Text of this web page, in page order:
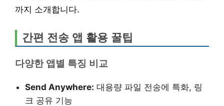
까지 소개합니다.
간편 전송 앱 활용 꿀팁
다양한 앱별 특징 비교
Send Anywhere: 대용량 파일 전송에 특화, 링
크 공유 기능